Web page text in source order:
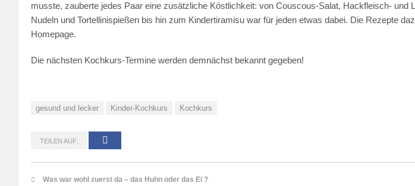
musste, zauberte jedes Paar eine zusätzliche Köstlichkeit: von Couscous-Salat, Hackfleisch- und
Nudeln und Tortellinispießen bis hin zum Kindertiramisu war für jeden etwas dabei. Die Rezepte
Homepage.
Die nächsten Kochkurs-Termine werden demnächst bekannt gegeben!
gesund und lecker Kinder-Kochkurs Kochkurs
TEILEN AUF:
Was war wohl zuerst da – das Huhn oder das Ei ?